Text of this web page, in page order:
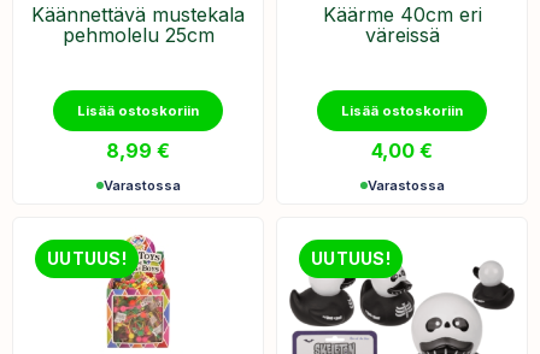
Käännettävä mustekala
pehmolelu 25cm
Lisää ostoskoriin
8,99 €
Varastossa
Käärme 40cm eri
väreissä
Lisää ostoskoriin
4,00 €
Varastossa
UUTUUS! UUTUUS!